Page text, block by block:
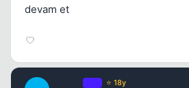
devam et
⭐ 18y